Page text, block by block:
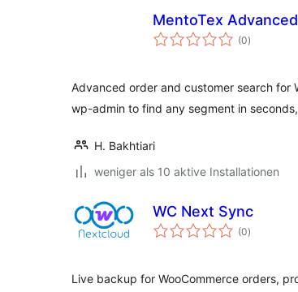
MentoTex
(0insgesamt
)
Advanced order and customer search for
wp-admin to find any segment in
H. Bakhtiari
weniger als 10 aktive Installationen
WC Next Sync
(0insgesamt
)
Live backup for WooCommerce orders,